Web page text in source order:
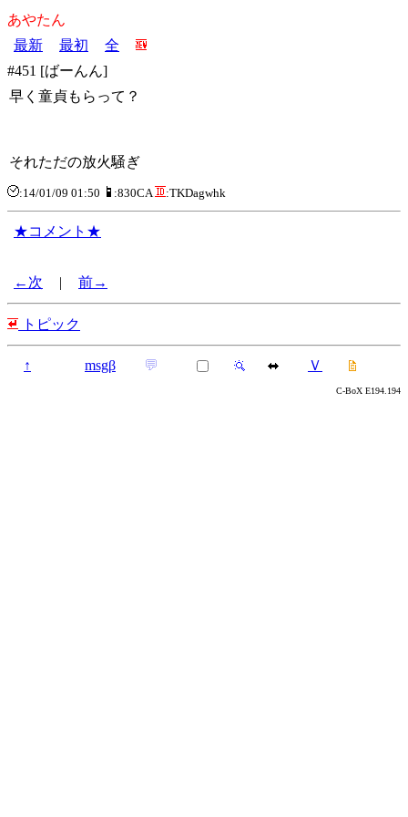
あやたん
最新
最初
全
#451 [ばーんん]
早く童貞もらって？
それただの放火騒ぎ
:14/01/09 01:50 :830CA :TKDagwhk
★コメント★
←次 | 前→
トピック
↑ msgβ 💬 Ｖ
C-BoX E194.194